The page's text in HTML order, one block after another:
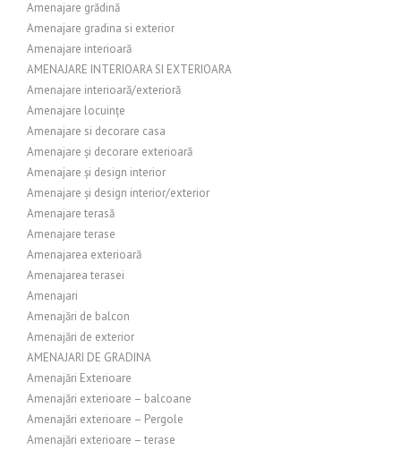
Amenajare grădină
Amenajare gradina si exterior
Amenajare interioară
AMENAJARE INTERIOARA SI EXTERIOARA
Amenajare interioară/exterioră
Amenajare locuințe
Amenajare si decorare casa
Amenajare și decorare exterioară
Amenajare și design interior
Amenajare și design interior/exterior
Amenajare terasă
Amenajare terase
Amenajarea exterioară
Amenajarea terasei
Amenajari
Amenajări de balcon
Amenajări de exterior
AMENAJARI DE GRADINA
Amenajări Exterioare
Amenajări exterioare – balcoane
Amenajări exterioare – Pergole
Amenajări exterioare – terase